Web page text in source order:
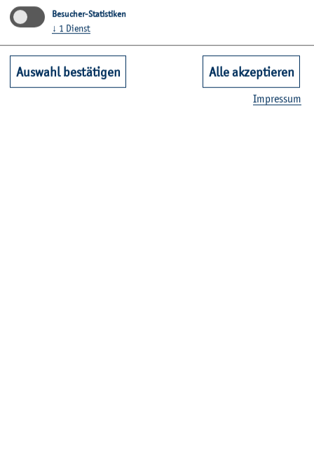
Besucher-Statistiken
↓ 1 Dienst
Auswahl bestätigen Alle akzeptieren
Im­pres­sum